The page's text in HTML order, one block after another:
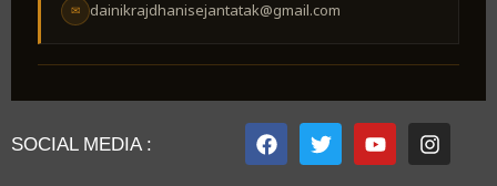
✉ dainikrajdhanisejantatak@gmail.com
SOCIAL MEDIA :